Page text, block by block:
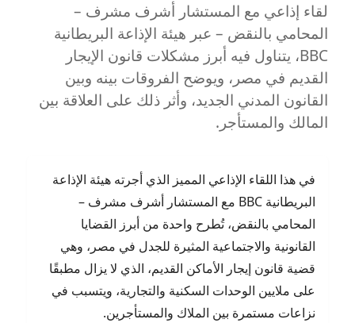
لقاء إذاعي مع المستشار أشرف مشرف –
المحامي بالنقض – عبر هيئة الإذاعة البريطانية
BBC، يتناول فيه أبرز مشكلات قانون الإيجار
القديم في مصر، ويوضح الفروقات بينه وبين
القانون المدني الجديد، وأثر ذلك على العلاقة بين
المالك والمستأجر.
في هذا اللقاء الإذاعي المميز الذي أجرته هيئة الإذاعة
البريطانية BBC مع المستشار أشرف مشرف –
المحامي بالنقض، تُطرح واحدة من أبرز القضايا
القانونية والاجتماعية المثيرة للجدل في مصر، وهي
قضية قانون إيجار الأماكن القديم، الذي لا يزال مطبقًا
على ملايين الوحدات السكنية والتجارية، ويتسبب في
نزاعات مستمرة بين الملاك والمستأجرين.